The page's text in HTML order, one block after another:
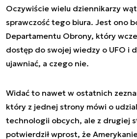
Oczywiście wielu dziennikarzy
sprawczość tego biura. Jest ono
Departamentu Obrony, który
dostęp do swojej wiedzy o UFO i
ujawniać, a czego nie.
Widać to nawet w ostatnich
który z jednej strony mówi o
technologii obcych, ale z drugiej
potwierdził wprost, że